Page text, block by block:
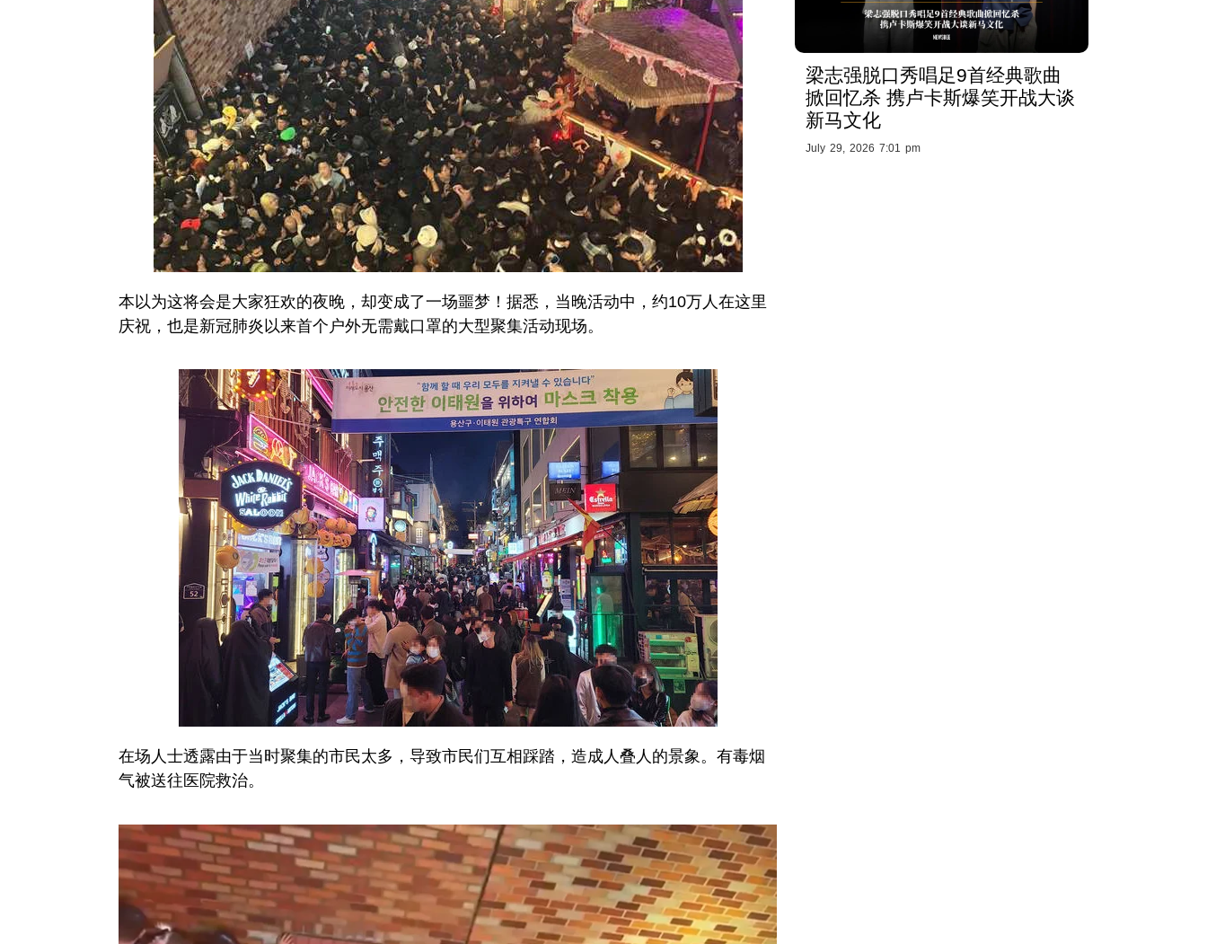
本以为这将会是大家狂欢的夜晚，却变成了一场噩梦！据悉，当晚活动中，约10万人在这里
庆祝，也是新冠肺炎以来首个户外无需戴口罩的大型聚集活动现场。
在场人士透露由于当时聚集的市民太多，导致市民们互相踩踏，造成人叠人的景象。有毒烟
气被送往医院救治。
梁志强脱口秀唱足9首经典歌曲
掀回忆杀 携卢卡斯爆笑开战大谈
新马文化
July 29, 2026 7:01 pm